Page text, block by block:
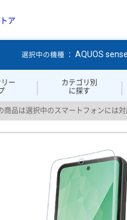
ア
ー
カテゴリ別
に探す
選択中の機種 ： AQUOS
商品は選択中のスマートフォンには対